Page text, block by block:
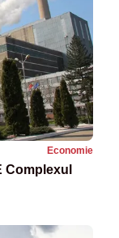
Economie
Complexul